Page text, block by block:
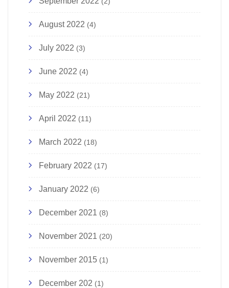
August 2022 (4)
July 2022 (3)
June 2022 (4)
May 2022 (21)
April 2022 (11)
March 2022 (18)
February 2022 (17)
January 2022 (6)
December 2021 (8)
November 2021 (20)
November 2015 (1)
December 202 (1)